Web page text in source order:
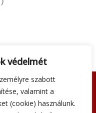
védelmét
szabott
valamint a
(cookie) használunk.